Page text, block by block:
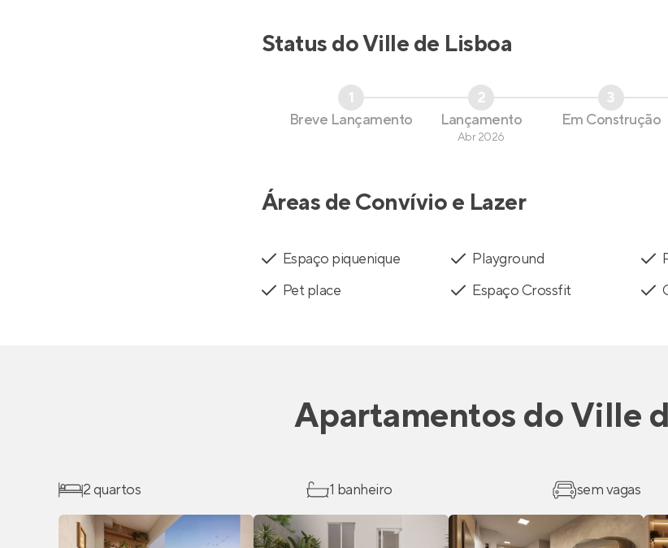
Status doVille de Lisboa
1
Breve Lançamento
2
Lançamento
Abr 2026
3
Em Construção
Áreas de Convívio e Lazer
Espaço piquenique Playground
Pet place
Espaço Crossfit
Apartamentos doVille
2 quartos 1 banheiro sem vagas